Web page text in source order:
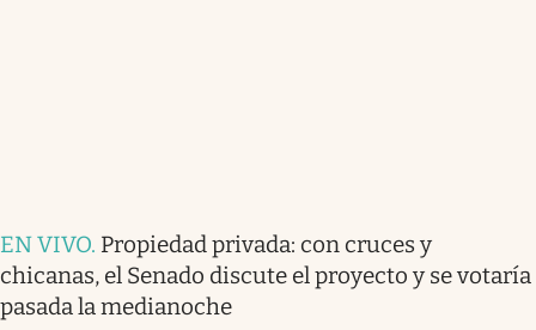
EN VIVO. Propiedad privada: con cruces y
chicanas, el Senado discute el proyecto y se votaría
pasada la medianoche